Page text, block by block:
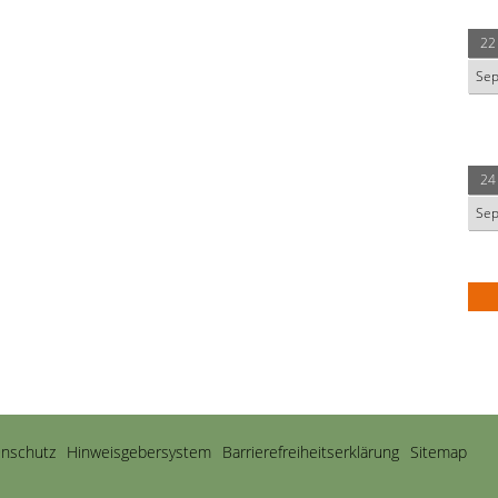
22
Sep
24
Sep
Hinweisgebersystem Barrierefreiheitserklärung Sitemap